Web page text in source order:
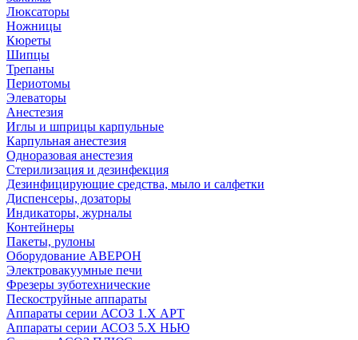
Люксаторы
Ножницы
Кюреты
Шипцы
Трепаны
Периотомы
Элеваторы
Анестезия
Иглы и шприцы карпульные
Карпульная анестезия
Одноразовая анестезия
Стерилизация и дезинфекция
Дезинфицирующие средства, мыло и салфетки
Диспенсеры, дозаторы
Индикаторы, журналы
Контейнеры
Пакеты, рулоны
Оборудование АВЕРОН
Электровакуумные печи
Фрезеры зуботехнические
Пескоструйные аппараты
Аппараты серии АСОЗ 1.Х АРТ
Аппараты серии АСОЗ 5.Х НЬЮ